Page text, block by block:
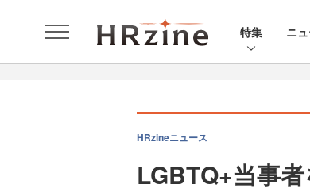
特集 ニ
HRzineニュース
LGBTQ+当事